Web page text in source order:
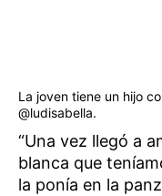
La joven tiene un hijo
@ludisabella.
“Una vez llegó a
blanca que
la ponía en la